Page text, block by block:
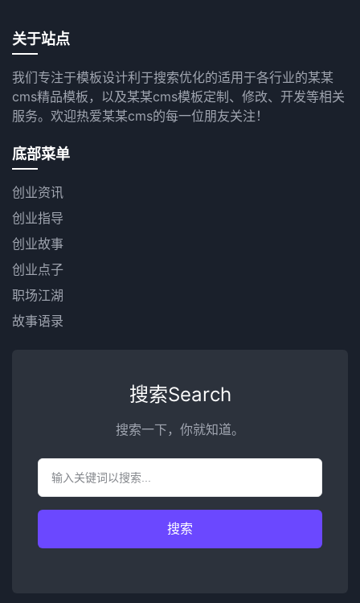
关于站点
我们专注于模板设计利于搜索优化的适用于各行业的某某
cms精品模板，以及某某cms模板定制、修改、开发等相关
服务。欢迎热爱某某cms的每一位朋友关注！
底部菜单
创业资讯
创业指导
创业故事
创业点子
职场江湖
故事语录
搜索Search
搜索一下，你就知道。
搜索